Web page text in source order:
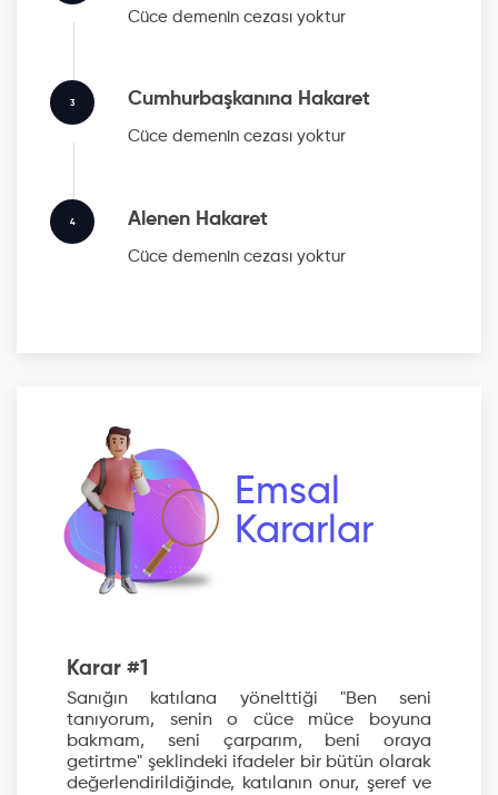
Cüce demenin cezası yoktur
3 Cumhurbaşkanına Hakaret
Cüce demenin cezası yoktur
4 Alenen Hakaret
Cüce demenin cezası yoktur
Emsal
Kararlar
Karar #1
Sanığın katılana yönelttiği "Ben seni
tanıyorum, senin o cüce müce boyuna
bakmam, seni çarparım, beni oraya
getirtme" şeklindeki ifadeler bir bütün olarak
değerlendirildiğinde, katılanın onur, şeref ve